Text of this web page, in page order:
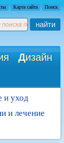
Карта сайта Поиск
найти
Дизайн
и уход
и лечение